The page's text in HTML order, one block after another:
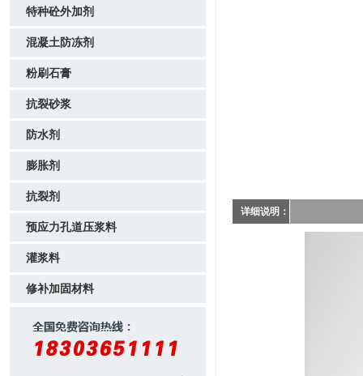
特种砼外加剂
混凝土防冻剂
粉刷石膏
抗裂砂浆
防水剂
膨胀剂
抗裂剂
预应力孔道压浆料
灌浆料
修补加固材料
详细说明：